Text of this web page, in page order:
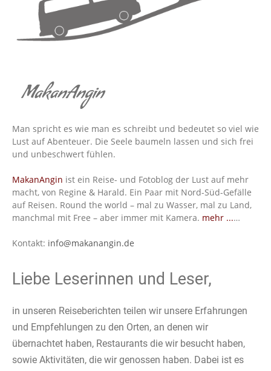
MakanAngin
Man spricht es wie man es schreibt und bedeutet so viel wie
Lust auf Abenteuer. Die Seele baumeln lassen und sich frei
und unbeschwert fühlen.
MakanAngin ist ein Reise- und Fotoblog der Lust auf mehr
macht, von Regine & Harald. Ein Paar mit Nord-Süd-Gefälle
auf Reisen. Round the world – mal zu Wasser, mal zu Land,
manchmal mit Free – aber immer mit Kamera. mehr ...…
Kontakt: info@makanangin.de
Liebe Leserinnen und Leser,
in unseren Reiseberichten teilen wir unsere Erfahrungen
und Empfehlungen zu den Orten, an denen wir
übernachtet haben, Restaurants die wir besucht haben,
sowie Aktivitäten, die wir genossen haben. Dabei ist es